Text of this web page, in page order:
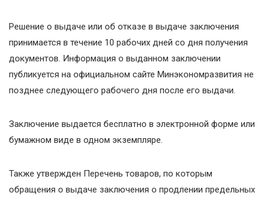
Решение о выдаче или об отказе в выдаче заключения
принимается в течение 10 рабочих дней со дня получения
документов. Информация о выданном заключении
публикуется на официальном сайте Минэкономразвития не
позднее следующего рабочего дня после его выдачи.
Заключение выдается бесплатно в электронной форме или
бумажном виде в одном экземпляре.
Также утвержден Перечень товаров, по которым
обращения о выдаче заключения о продлении предельных